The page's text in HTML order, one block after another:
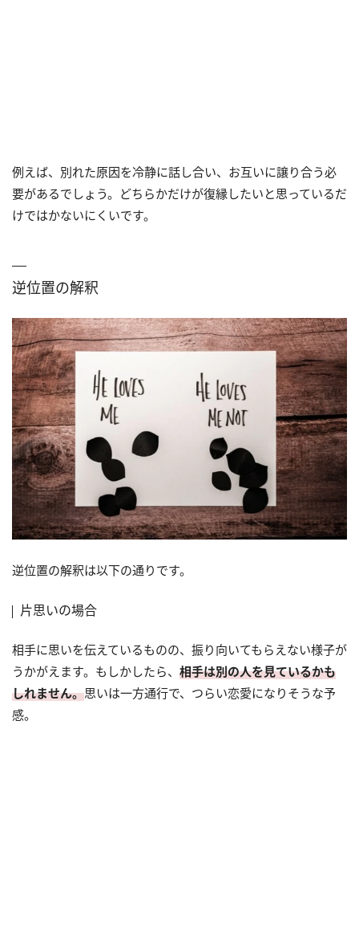
例えば、別れた原因を冷静に話し合い、お互いに譲り合う必
要があるでしょう。どちらかだけが復縁したいと思っているだ
けではかないにくいです。
逆位置の解釈
逆位置の解釈は以下の通りです。
片思いの場合
相手に思いを伝えているものの、振り向いてもらえない様子が
うかがえます。もしかしたら、 相手は別の人を見ているかも
しれません。思いは一方通行で、つらい恋愛になりそうな予
感。